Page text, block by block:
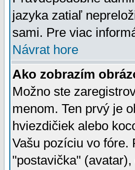
jazyka zatiaľ
sami. Pre viac
Návrat hore
Ako zobrazím
Možno ste
menom. Ten prvý je
hviezdičiek alebo
Vašu pozíciu vo fóre.
"postavička"